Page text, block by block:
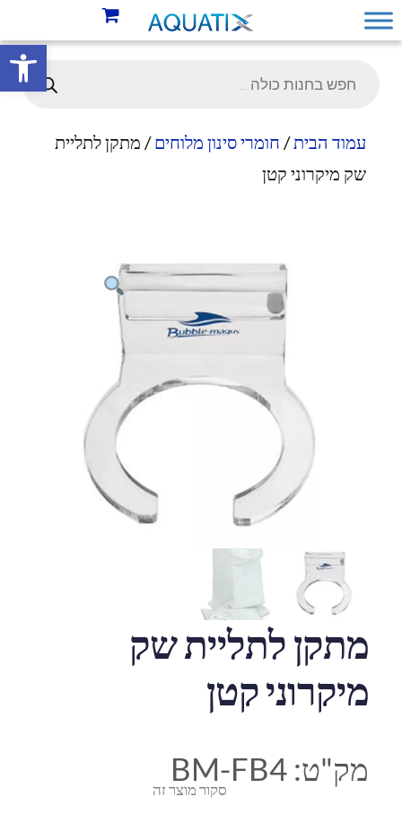
פתח
עמוד הבית/ חומרי סינון מלוחים/ מתקן לתליית
שק מיקרוני קטן
מתקן לתליית שק
מיקרוני קטן
סקור מוצר זה
מק"ט: BM-FB4